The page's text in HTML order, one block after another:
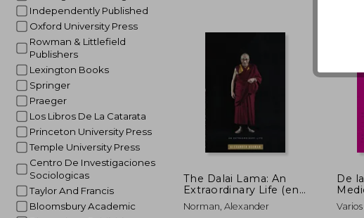
Independently Published
Oxford University Press
Rowman & Littlefield
Publishers
Lexington Books
Springer
Praeger
Los Libros De La Catarata
Princeton University Press
Temple University Press
Centro De Investigaciones
Sociologicas
Taylor And Francis
Bloomsbury Academic
10%
dcto.
The Dalai Lama: An
Extraordinary Life (en
Inglés)
Norman, Alexander
De